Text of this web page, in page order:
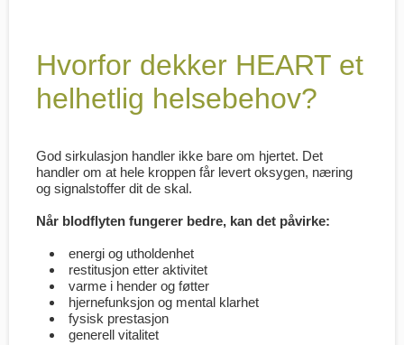
Hvorfor dekker HEART et
helhetlig helsebehov?
God sirkulasjon handler ikke bare om hjertet. Det
handler om at hele kroppen får levert oksygen, næring
og signalstoffer dit de skal.
Når blodflyten fungerer bedre, kan det påvirke:
energi og utholdenhet
restitusjon etter aktivitet
varme i hender og føtter
hjernefunksjon og mental klarhet
fysisk prestasjon
generell vitalitet